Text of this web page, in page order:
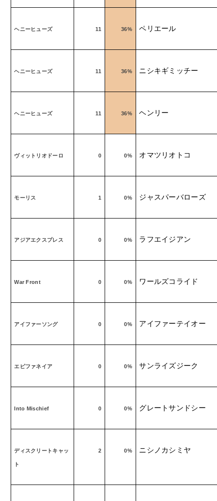
ヘニーヒューズ 11 36% ペリエール
ヘニーヒューズ 11 36% ニシキギミッチー
ヘニーヒューズ 11 36% ヘンリー
ヴィットリオドーロ 0 0% オマツリオトコ
モーリス 1 0% ジャスパーバローズ
アジアエクスプレス 0 0% ラフエイジアン
War Front 0 0% ワールズコライド
アイファーソング 0 0% アイファーテイオー
エピファネイア 0 0% サンライズジーク
Into Mischief 0 0% グレートサンドシー
ディスクリートキャッ
ト
2 0% ニシノカシミヤ